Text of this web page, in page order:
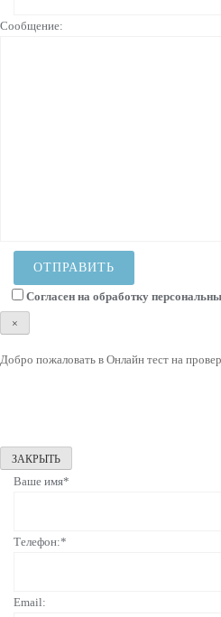
Сообщение:
Согласен на обработку
×
Добро пожаловать в Онлайн тест на
ЗАКРЫТЬ
Ваше имя*
Телефон:*
Email: